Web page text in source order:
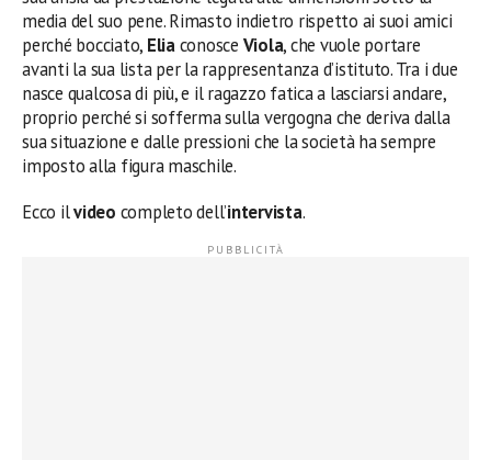
media del suo pene. Rimasto indietro rispetto ai suoi amici
perché bocciato, Eliaconosce Viola, che vuole portare
avanti la sua lista per la rappresentanza d’istituto. Tra i due
nasce qualcosa di più, e il ragazzo fatica a lasciarsi andare,
proprio perché si sofferma sulla vergogna che deriva dalla
sua situazione e dalle pressioni che la società ha sempre
imposto alla figura maschile.
Ecco ilvideo completo dell’intervista.